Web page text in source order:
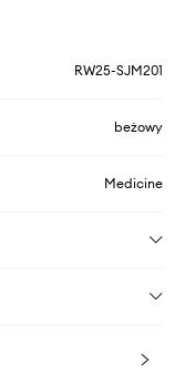
RW25-SJM201
beżowy
Medicine